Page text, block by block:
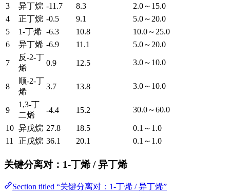
3
异丁烷 -11.7 8.3
2.0～15.0
4
正丁烷 -0.5 9.1
5.0～20.0
5
1-丁烯 -6.3 10.8
10.0～25.0
6
异丁烯 -6.9 11.1 5.0～20.0
7
反-2-丁
烯
0.9 12.5 3.0～10.0
8
顺-2-丁
烯
3.7 13.8 3.0～10.0
9
1,3-丁
二烯
-4.4 15.2 30.0～60.0
10 异戊烷 27.8 18.5
0.1～1.0
11
正戊烷 36.1 20.1 0.1～1.0
关键分离对：1-丁烯 / 异丁烯
Section titled “关键分离对：1-丁烯 / 异丁烯”